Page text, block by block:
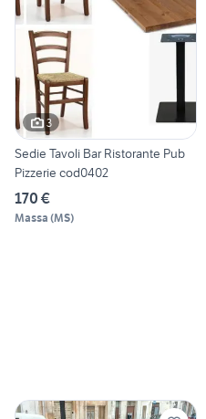
3
Sedie Tavoli Bar Ristorante Pub
Pizzerie cod0402
170 €
Massa (MS)